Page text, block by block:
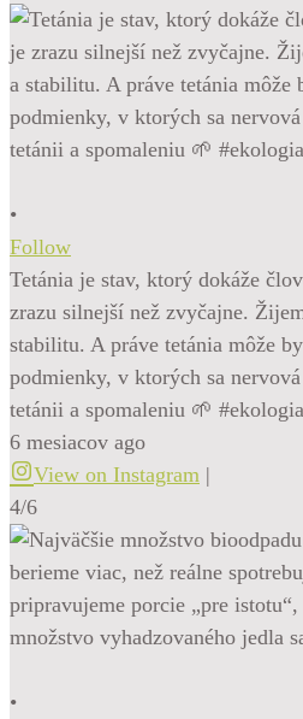
•
Follow
Tetánia je stav, ktorý dokáže
zrazu silnejší než zvyčajne.
stabilitu. A práve tetánia môže
podmienky, v ktorých sa
tetánii a spomaleniu 🌱
6 mesiacov ago
View on Instagram |
4/6
•